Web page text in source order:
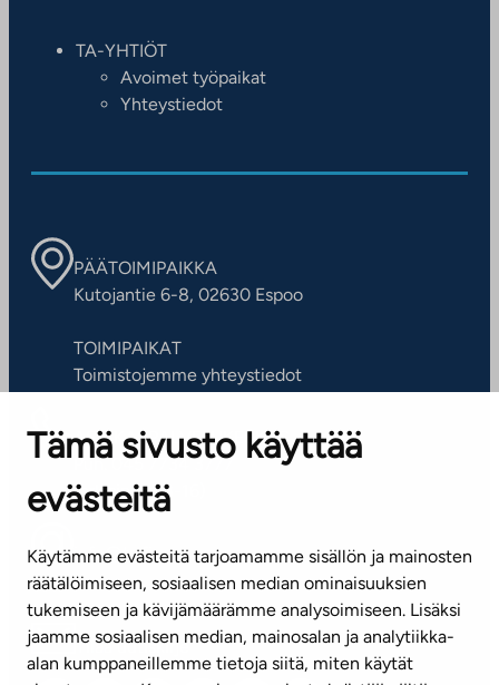
Tämä sivusto käyttää
evästeitä
Käytämme evästeitä tarjoamamme sisällön ja mainosten
räätälöimiseen, sosiaalisen median ominaisuuksien
tukemiseen ja kävijämäärämme analysoimiseen. Lisäksi
jaamme sosiaalisen median, mainosalan ja analytiikka-
alan kumppaneillemme tietoja siitä, miten käytät
TA-YHTIÖT
Avoimet työpaikat
Yhteystiedot
PÄÄTOIMIPAIKKA
Kutojantie 6-8, 02630 Espoo
TOIMIPAIKAT
Toimistojemme yhteystiedot
ASIAKASPALVELUKESKUS
Puh. 045 7734 3777
(arkisin klo 8-16)
info@ta.fi
Tilaa uutiskirje